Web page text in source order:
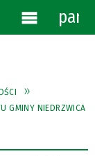
GMINY NIEDRZWICA
Menu